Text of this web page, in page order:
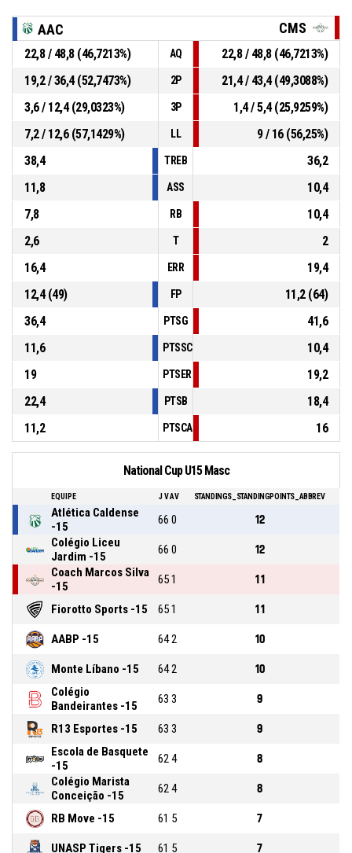
AAC CMS
22,8 / 48,8 (46,7213%) AQ
22,8 / 48,8 (46,7213%)
19,2 / 36,4 (52,7473%)
2P
21,4 / 43,4 (49,3088%)
3,6 / 12,4 (29,0323%)
3P
1,4 / 5,4 (25,9259%)
7,2 / 12,6 (57,1429%)
LL
9 / 16 (56,25%)
38,4
TREB
36,2
11,8
ASS
10,4
7,8
RB
10,4
2,6
T
2
16,4
ERR
19,4
12,4 (49)
FP
11,2 (64)
36,4
PTSG
41,6
11,6
PTSSCH
10,4
19
PTSERR
19,2
22,4
PTSB
18,4
11,2
PTSCA 16
National Cup U15 Masc
EQUIPE J VAV STANDINGS_STANDINGPOINTS_ABBREV
Atlética Caldense
-15
66 0 12
Colégio Liceu
Jardim -15
66 0 12
Coach Marcos Silva
-15
651 11
Fiorotto Sports -15 651 11
AABP -15 642 10
Monte Líbano -15 642 10
Colégio
Bandeirantes -15
63 3 9
R13 Esportes -15 63 3 9
Escola de Basquete
-15
624 8
Colégio Marista
Conceição -15
624 8
RB Move -15 61 5 7
UNASP Tigers -15 61 5 7